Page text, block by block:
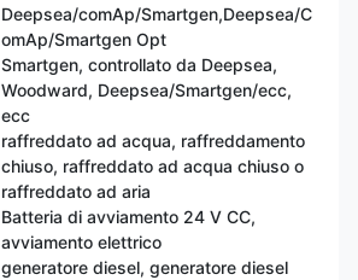
Deepsea/comAp/Smartgen,Deepsea/C
omAp/Smartgen Opt
Smartgen, controllato da Deepsea,
Woodward, Deepsea/Smartgen/ecc,
ecc
raffreddato ad acqua, raffreddamento
chiuso, raffreddato ad acqua chiuso o
raffreddato ad aria
Batteria di avviamento 24 V CC,
avviamento elettrico
generatore diesel, generatore diesel